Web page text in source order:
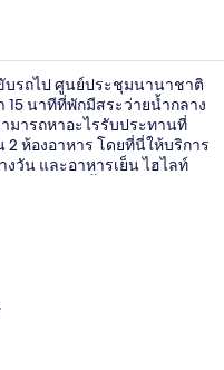
บรถไป ศูนย์ประชุมนานาชาติ
15 นาทีที่พักมีสระว่ายน้ำกลาง
มารถหาอะไรรับประทานที่
2 ห้องอาหาร โดยที่นี่ให้บริการ
วัน และอาหารเย็น ไฮไลท์
งาน